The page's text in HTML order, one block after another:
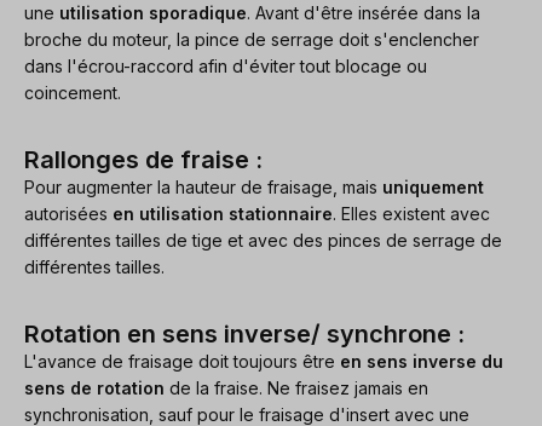
une utilisation sporadique. Avant d'être insérée dans la
broche du moteur, la pince de serrage doit s'enclencher
dans l'écrou-raccord afin d'éviter tout blocage ou
coincement.
Rallonges de fraise :
Pour augmenter la hauteur de fraisage, mais uniquement
autorisées en utilisation stationnaire. Elles existent avec
différentes tailles de tige et avec des pinces de serrage de
différentes tailles.
Rotation en sens inverse/ synchrone :
L'avance de fraisage doit toujours être en sens inverse du
sens de rotation de la fraise. Ne fraisez jamais en
synchronisation, sauf pour le fraisage d'insert avec une